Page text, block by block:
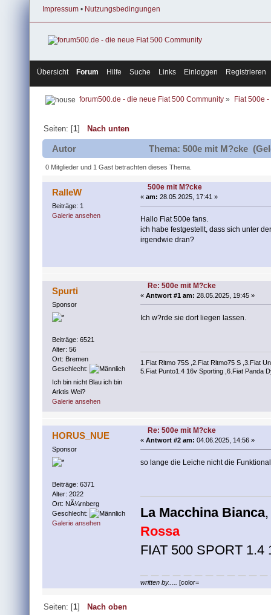
Impressum • Nutzungsbedingungen
Übersicht Forum Hilfe Suche Links Einloggen Registrieren
forum500.de - die neue Fiat 500 Community » Fiat 500e
Seiten: [1] Nach unten
Autor Thema: 500e mit M?cke
0 Mitglieder und 1 Gast betrachten dieses Thema.
RalleW
Beiträge: 1
Galerie ansehen
500e mit M?cke
«am: 28.05.2025, 17:41 »
Hallo Fiat 500e fans.
ich habe festgestellt, dass sich unter
irgendwie dran?
Spurti
Sponsor
Beiträge: 6521
Alter: 56
Ort: Bremen
Geschlecht:
Ich bin nicht Blau ich bin
Arktis Wei?
Galerie ansehen
Re: 500e mit M?cke
«Antwort #1 am: 28.05.2025, 19:45 »
Ich w?rde sie dort liegen lassen.
1.Fiat Ritmo 75S ,2.Fiat Ritmo75 S ,3.Fiat
5.Fiat Punto1.4 16v Sporting ,6.Fiat Panda
HORUS_NUE
Sponsor
Beiträge: 6371
Alter: 2022
Ort: NÃ¼rnberg
Geschlecht:
Galerie ansehen
Re: 500e mit M?cke
«Antwort #2 am: 04.06.2025, 14:56 »
so lange die Leiche nicht die
La Macchina Bianca
Rossa
FIAT 500 SPORT
written by..... [color=
Seiten: [1]Nach oben